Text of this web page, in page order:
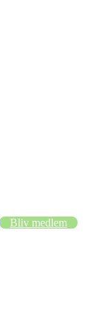
Bliv medlem